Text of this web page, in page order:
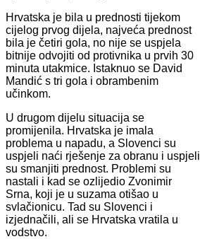
Hrvatska je bila u prednosti tijekom
cijelog prvog dijela, najveća prednost
bila je četiri gola, no nije se uspjela
bitnije odvojiti od protivnika u prvih 30
minuta utakmice. Istaknuo se David
Mandić s tri gola i obrambenim
učinkom.
U drugom dijelu situacija se
promijenila. Hrvatska je imala
problema u napadu, a Slovenci su
uspjeli naći rješenje za obranu i uspjeli
su smanjiti prednost. Problemi su
nastali i kad se ozlijedio Zvonimir
Srna, koji je u suzama otišao u
svlačionicu. Tad su Slovenci i
izjednačili, ali se Hrvatska vratila u
vodstvo.